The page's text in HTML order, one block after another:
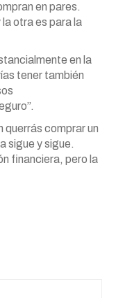
en pares.
otra es para la
en la
tener también
querrás comprar un
sigue y sigue.
financiera, pero la